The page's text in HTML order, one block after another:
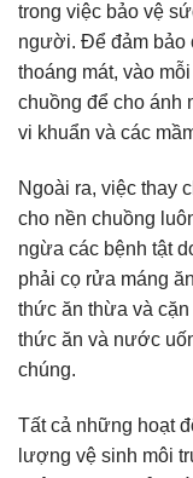
trong việc bảo vệ
người. Để đảm bảo
thoáng mát, vào
chuồng để cho ánh
vi khuẩn và các
Ngoài ra, việc thay
cho nền chuồng
ngừa các bệnh tật
phải cọ rửa máng
thức ăn thừa và
thức ăn và nước
chúng.
Tất cả những hoạt
lượng vệ sinh môi